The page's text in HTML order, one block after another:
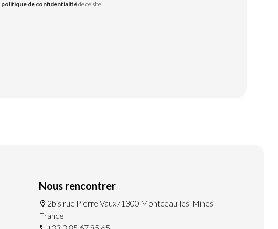
politique de confidentialitéde ce site
Nous rencontrer
2bis rue Pierre Vaux71300 Montceau-les-Mines
France